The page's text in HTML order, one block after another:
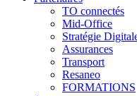
TO connectés
Mid-Office
Stratégie
Assurances
Transport
Resaneo
FORMATIONS